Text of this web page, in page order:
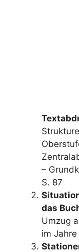
–
S. 87
das
Umzug
im